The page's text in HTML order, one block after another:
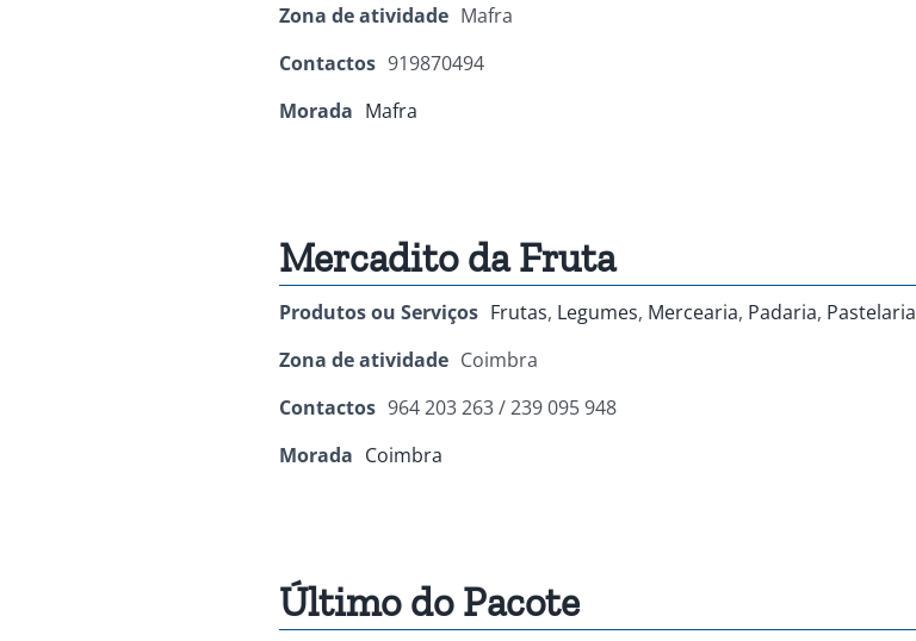
Zona de atividade Mafra
Contactos 919870494
Morada Mafra
Mercadito da Fruta
Produtos ou Serviços Frutas, Legumes, Mercearia, Padaria, Pastelaria
Zona de atividade Coimbra
Contactos 964 203 263 / 239 095 948
Morada Coimbra
Último do Pacote